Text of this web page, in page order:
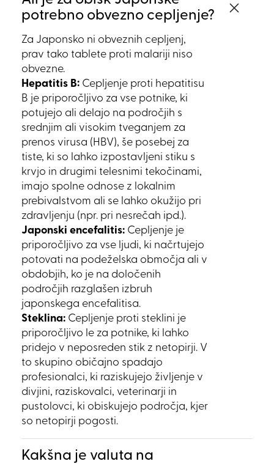
potrebno obvezno cepljenje?
Za Japonsko ni obveznih cepljenj,
prav tako tablete proti malariji niso
obvezne.
Hepatitis B: Cepljenje proti hepatitisu
B je priporočljivo za vse potnike, ki
potujejo ali delajo na področjih s
srednjim ali visokim tveganjem za
prenos virusa (HBV), še posebej za
tiste, ki so lahko izpostavljeni stiku s
krvjo in drugimi telesnimi tekočinami,
imajo spolne odnose z lokalnim
prebivalstvom ali se lahko okužijo pri
zdravljenju (npr. pri nesrečah ipd.).
Japonski encefalitis: Cepljenje je
priporočljivo za vse ljudi, ki načrtujejo
potovati na podeželska območja ali v
obdobjih, ko je na določenih
področjih razglašen izbruh
japonskega encefalitisa.
Steklina: Cepljenje proti steklini je
priporočljivo le za potnike, ki lahko
pridejo v neposreden stik z netopirji. V
to skupino običajno spadajo
profesionalci, ki raziskujejo življenje v
divjini, raziskovalci, veterinarji in
pustolovci, ki obiskujejo področja, kjer
so netopirji pogosti.
Kakšna je valuta na